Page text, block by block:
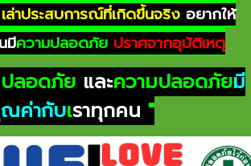
เล่าประสบการณ์ที่เกิดขึ้นจริง อยากให้
มีความปลอดภัย ปราศจากอุบัติเหตุ
ลอดภัย และความปลอดภัยมี
ค่ากับเราทุกคน "